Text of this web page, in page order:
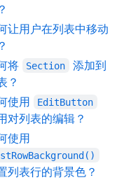
让用户在列表中移动
将
Section
添加到
？
使用
EditButton
对列表的编辑？
使用
列表行的背景色？